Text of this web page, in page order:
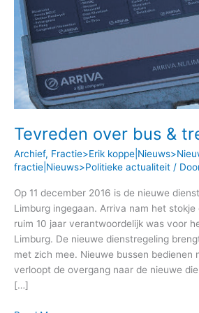
Tevreden over bus &
Archief, Fractie>Erik
fractie|Nieuws>Politieke actualiteit /
Op 11 december 2016 is de nieuwe
Limburg ingegaan. Arriva nam het stokje
ruim 10 jaar verantwoordelijk was voor
Limburg. De nieuwe dienstregeling
met zich mee. Nieuwe bussen bedienen
verloopt de overgang naar de nieuwe
[…]